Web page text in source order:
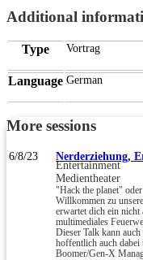
Additional
Type Vortrag
Language German
More sessions
6/8/23 Nerderziehung,
Entertainment
Medientheater
"Hack the planet"
Willkommen zu
erwartet dich ein nicht
multimediales
Dieser Talk kann
hoffentlich auch
Boomer/Gen-X